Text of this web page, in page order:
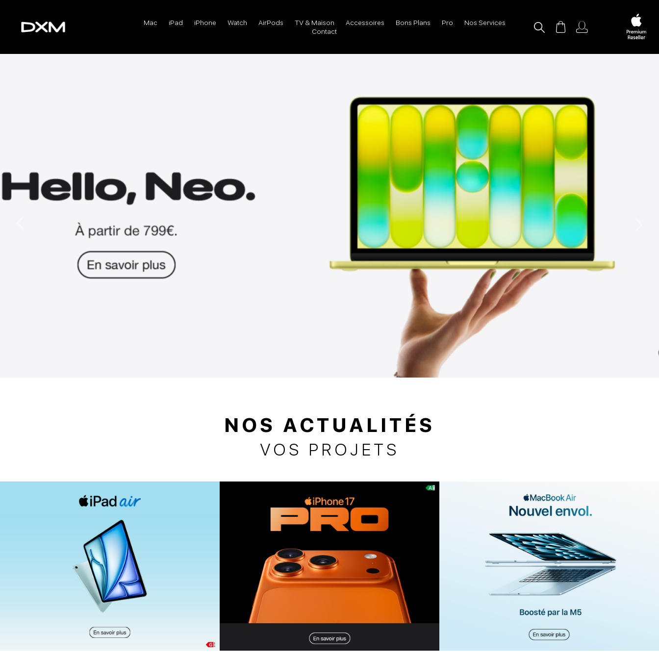
Mac iPad iPhone Watch AirPods TV & Maison Accessoires Bons Plans Pro
Nos Services
Contact
NOS ACTUALITÉS
VOS PROJETS